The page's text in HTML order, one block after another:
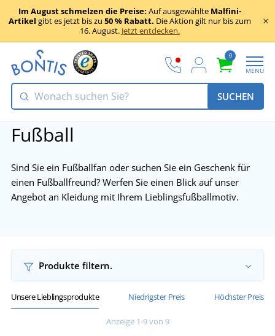
Im August schmelzen die Preise: Auf ausgewählte Malfini-
Artikel gibt es jetzt bis zu 50 % Rabatt. Die Aktion gilt nur bis zum
16. August. Jetzt entdecken.
0
MENU
SUCHEN
Fußball
Sind Sie ein Fußballfan oder suchen Sie ein Geschenk für
einen Fußballfreund? Werfen Sie einen Blick auf unser
Angebot an Kleidung mit Ihrem Lieblingsfußballmotiv.
Produkte filtern.
Unsere Lieblingsprodukte Niedrigster Preis Höchster Preis
Anzeige 1-9 von 9